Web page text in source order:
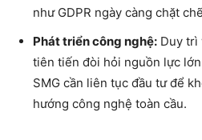
như GDPR ngày càng chặt
Phát triển công nghệ: Duy trì
tiên tiến đòi hỏi nguồn lực
SMG cần liên tục đầu tư để
hướng công nghệ toàn cầu.